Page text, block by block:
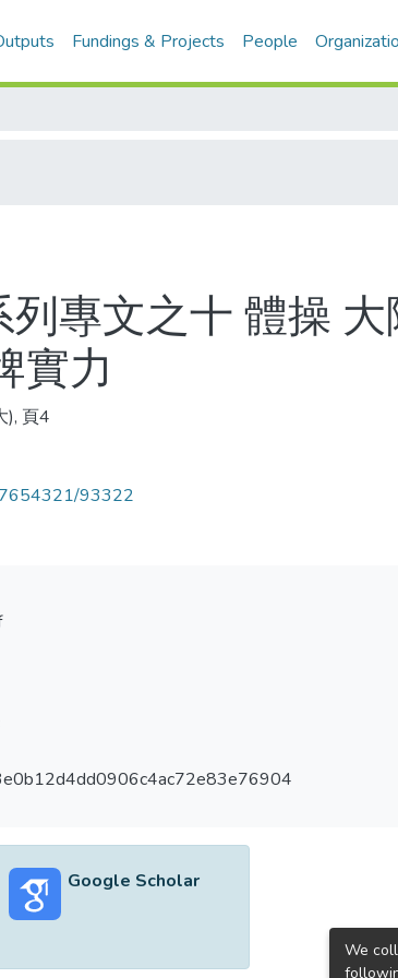
Fundings & Projects People
專文之十 體操
實力
), 頁4
93322
Google Scholar
We